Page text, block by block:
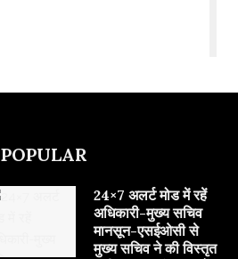
POPULAR
24×7 अलर्ट मोड में रहें
अधिकारी-मुख्य सचिव
मानसून-एसईओसी से
मुख्य सचिव ने की विस्तृत